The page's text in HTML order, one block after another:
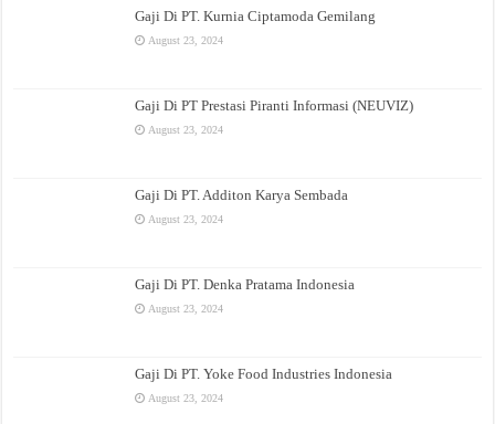
Gaji Di PT. Kurnia Ciptamoda Gemilang
August 23, 2024
Gaji Di PT Prestasi Piranti Informasi (NEUVIZ)
August 23, 2024
Gaji Di PT. Additon Karya Sembada
August 23, 2024
Gaji Di PT. Denka Pratama Indonesia
August 23, 2024
Gaji Di PT. Yoke Food Industries Indonesia
August 23, 2024